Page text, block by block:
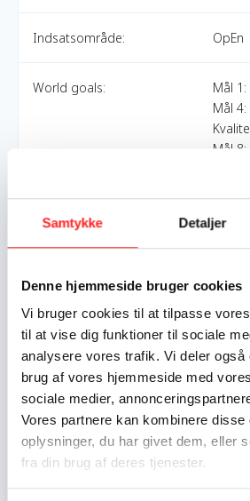
Samtykke Detaljer
Denne hjemmeside bruger cookies
Vi bruger cookies til at tilpasse
til at vise dig funktioner til sociale
analysere vores trafik. Vi deler også
brug af vores hjemmeside med
sociale medier,
Vores partnere kan kombinere disse
oplysninger, du har givet dem, eller
fra din brug af deres tjenester.
Indsatsområde: OpEn
World goals:
Mål
Mål 4:
Mål
og
Mål
Ghana
Mali
Resume
‘Chokoladekrigen - Hvor kommer din
undervisningsmateriale til studerende.
bevidsthed om børnearbejde i
til en forandring af målgruppens viden